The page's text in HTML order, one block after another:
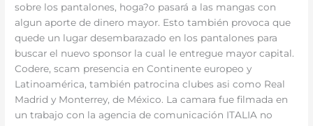
sobre los pantalones, hoga?o pasará a las mangas con
algun aporte de dinero mayor. Esto también provoca que
quede un lugar desembarazado en los pantalones para
buscar el nuevo sponsor la cual le entregue mayor capital.
Codere, scam presencia en Continente europeo y
Latinoamérica, también patrocina clubes asi como Real
Madrid y Monterrey, de México. La camara fue filmada en
un trabajo con la agencia de comunicación ITALIA no